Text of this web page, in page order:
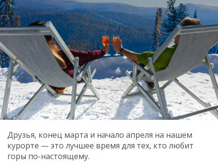
Друзья, конец марта и начало апреля на нашем
курорте — это лучшее время для тех, кто любит
горы по-настоящему.